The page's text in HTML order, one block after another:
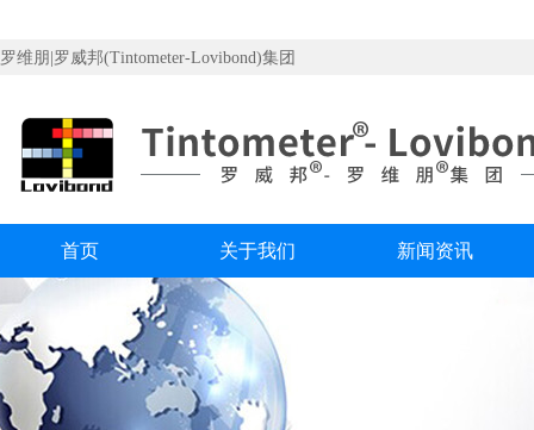
罗维朋|罗威邦(Tintometer-Lovibond)集团
首页 关于我们 新闻资讯